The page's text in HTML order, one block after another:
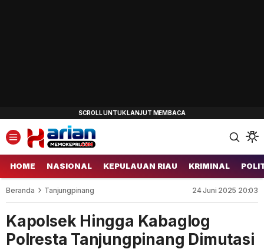
HOME NASIONAL KEPULAUAN RIAU KRIMINAL
Beranda Tanjungpinang 24 Juni 2025 20:03
Kapolsek Hingga Kabaglog
Polresta Tanjungpinang Dimutasi